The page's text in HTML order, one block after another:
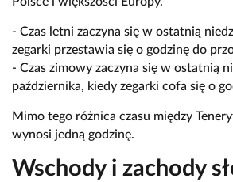
- Czas letni zaczyna się w ostatnią
zegarki przestawia się o godzinę do
- Czas zimowy zaczyna się w ostatnią
października, kiedy zegarki cofa się o
Mimo tego różnica czasu między
wynosi jedną godzinę.
Wschody i zachody